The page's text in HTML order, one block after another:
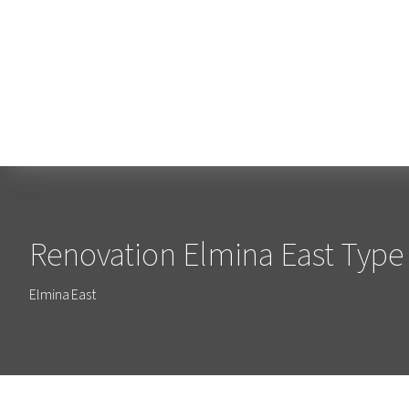
Renovation Elmina East
Elmina East